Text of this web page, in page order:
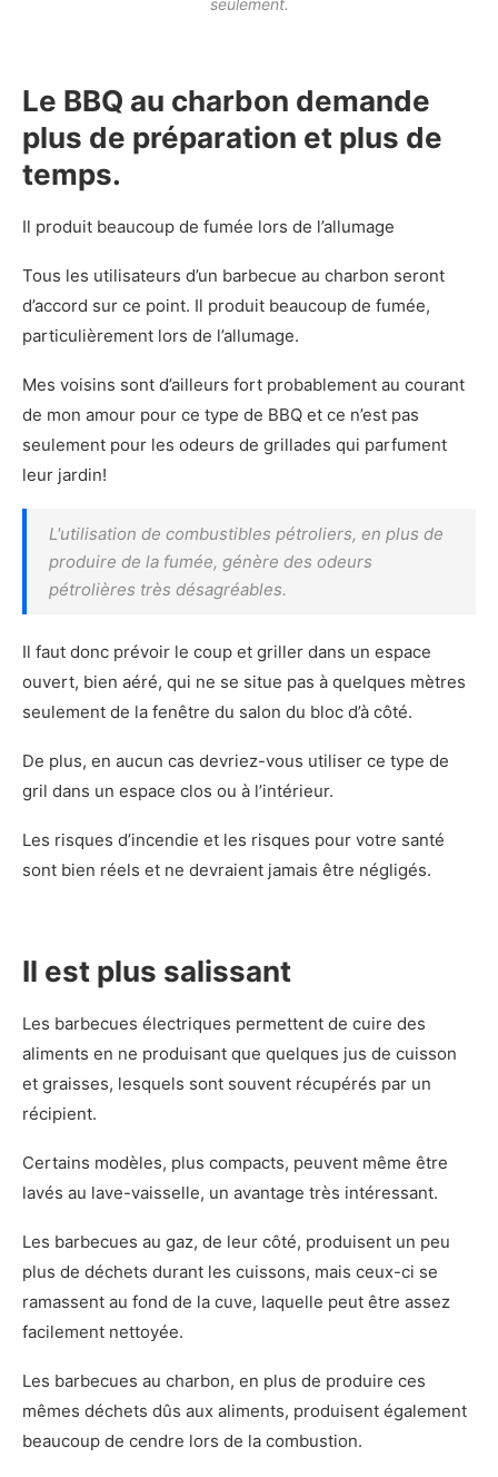
seulement.
Le BBQ au charbon demande
plus de préparation et plus de
temps.
Il produit beaucoup de fumée lors de l’allumage
Tous les utilisateurs d’un barbecue au charbon seront
d’accord sur ce point. Il produit beaucoup de fumée,
particulièrement lors de l’allumage.
Mes voisins sont d’ailleurs fort probablement au courant
de mon amour pour ce type de BBQ et ce n’est pas
seulement pour les odeurs de grillades qui parfument
leur jardin!
L'utilisation de combustibles pétroliers, en plus de
produire de la fumée, génère des odeurs
pétrolières très désagréables.
Il faut donc prévoir le coup et griller dans un espace
ouvert, bien aéré, qui ne se situe pas à quelques mètres
seulement de la fenêtre du salon du bloc d’à côté.
De plus, en aucun cas devriez-vous utiliser ce type de
gril dans un espace clos ou à l’intérieur.
Les risques d’incendie et les risques pour votre santé
sont bien réels et ne devraient jamais être négligés.
Il est plus salissant
Les barbecues électriques permettent de cuire des
aliments en ne produisant que quelques jus de cuisson
et graisses, lesquels sont souvent récupérés par un
récipient.
Certains modèles, plus compacts, peuvent même être
lavés au lave-vaisselle, un avantage très intéressant.
Les barbecues au gaz, de leur côté, produisent un peu
plus de déchets durant les cuissons, mais ceux-ci se
ramassent au fond de la cuve, laquelle peut être assez
facilement nettoyée.
Les barbecues au charbon, en plus de produire ces
mêmes déchets dûs aux aliments, produisent également
beaucoup de cendre lors de la combustion.